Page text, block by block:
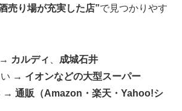
売り場が充実した店”で見つかりやす
カルディ
成城石井
い → イオンなどの大型スーパー
→ 通販（Amazon・楽天・Yahoo!シ